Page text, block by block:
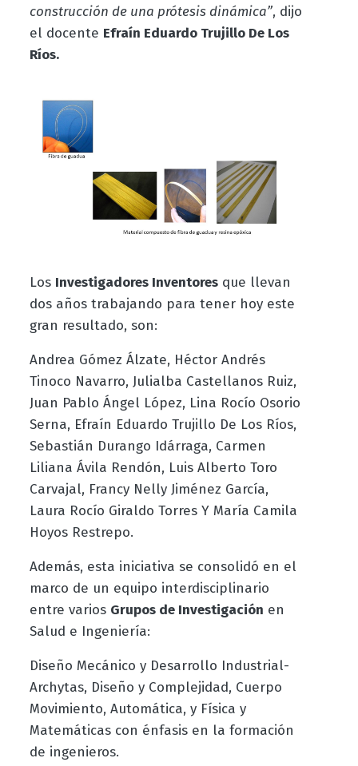
construcción de una prótesis dinámica”, dijo
el docente Efraín Eduardo Trujillo De Los
Ríos.
Los Investigadores Inventoresque llevan
dos años trabajando para tener hoy este
gran resultado, son:
Andrea Gómez Álzate, Héctor Andrés
Tinoco Navarro, Julialba Castellanos Ruiz,
Juan Pablo Ángel López, Lina Rocío Osorio
Serna, Efraín Eduardo Trujillo De Los Ríos,
Sebastián Durango Idárraga, Carmen
Liliana Ávila Rendón, Luis Alberto Toro
Carvajal, Francy Nelly Jiménez García,
Laura Rocío Giraldo Torres Y María Camila
Hoyos Restrepo.
Además, esta iniciativa se consolidó en el
marco de un equipo interdisciplinario
entre varios Grupos de Investigación en
Salud e Ingeniería:
Diseño Mecánico y Desarrollo Industrial-
Archytas, Diseño y Complejidad, Cuerpo
Movimiento, Automática, y Física y
Matemáticas con énfasis en la formación
de ingenieros.